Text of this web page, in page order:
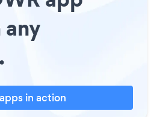
in action